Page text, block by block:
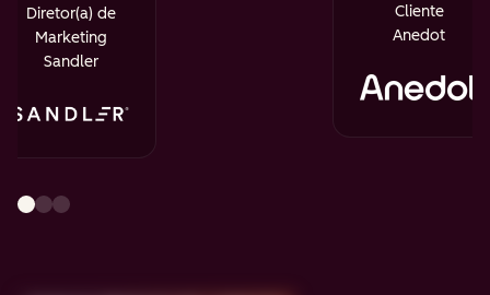
Diretor(a) de
Marketing
Sandler
Cliente
Anedot